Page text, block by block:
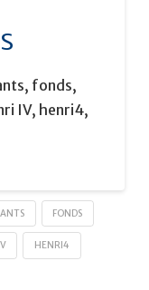
fonds,
IV, henri4,
FONDS
HENRI4